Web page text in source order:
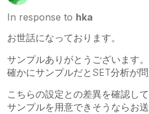
In response to hka
お世話になっております。
サンプルありがとうございます。
確かにサンプルだとSET分析が
こちらの設定との差異を確認して
サンプルを用意できそうならお送